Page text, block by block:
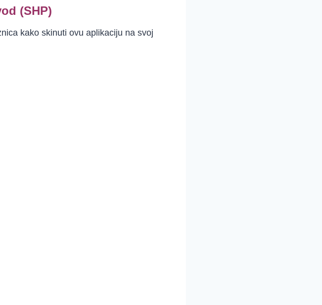
(SHP)
kako skinuti ovu aplikaciju na svoj